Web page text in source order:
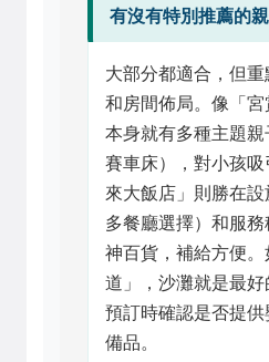
有沒有特別推薦的
大部分都適合，但
和房間佈局。像「宮
本身就有多種主題親
賽車床），對小孩
來大飯店」則勝在設
多餐廳選擇）和服
神百貨，補給方便
道」，沙灘就是最
預訂時確認是否提
備品。